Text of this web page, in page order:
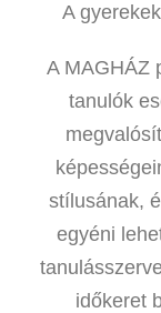
A
A MAGHÁZ
tanulók
stílusának,
egyéni
időkeret